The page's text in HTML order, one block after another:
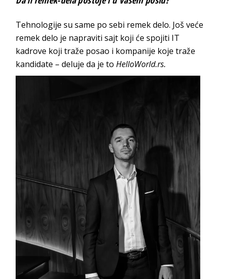
Tehnologije su same po sebi remek delo. Još veće
remek delo je napraviti sajt koji će spojiti IT
kadrove koji traže posao i kompanije koje traže
kandidate – deluje da je toHelloWorld.rs.